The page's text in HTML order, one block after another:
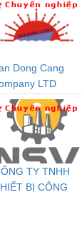
An Toàn
Contact
PC20-1NO-
24DC-SP -
Điện AC
Dong Cang
LTD
TY TNHH
BỊ CÔNG